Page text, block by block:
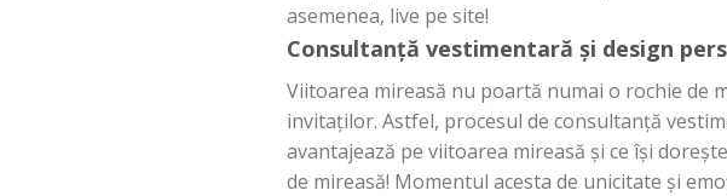
asemenea, live pe site!
Consultanță vestimentară și design
Viitoarea mireasă nu poartă numai o rochie de
invitaților. Astfel, procesul de consultanță
avantajează pe viitoarea mireasă și ce își
de mireasă! Momentul acesta de unicitate și